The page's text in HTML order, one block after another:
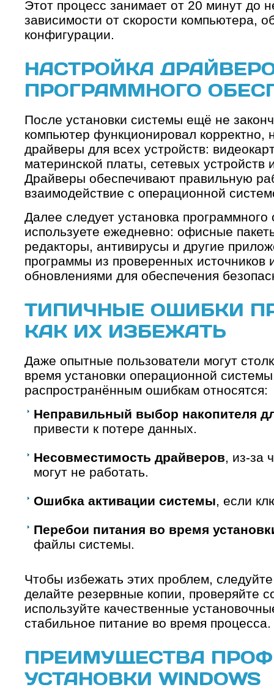
Этот процесс занимает от 20 минут до
зависимости от скорости компьютера,
конфигурации.
НАСТРОЙКА
ПРОГРАММНОГО
После установки системы ещё не
компьютер функционировал корректно,
драйверы для всех устройств:
материнской платы, сетевых устройств
Драйверы обеспечивают правильную
взаимодействие с операционной
Далее следует установка
используете ежедневно: офисные
редакторы, антивирусы и другие
программы из проверенных источников
обновлениями для обеспечения
ТИПИЧНЫЕ ОШИБКИ
КАК ИХ ИЗБЕЖАТЬ
Даже опытные пользователи могут
время установки операционной
распространённым ошибкам относятся:
Неправильный выбор накопителя
привести к потере данных.
Несовместимость драйверов, из-за
могут не работать.
Ошибка активации системы, если
Перебои питания во время
файлы системы.
Чтобы избежать этих проблем,
делайте резервные копии, проверяйте
используйте качественные
стабильное питание во время процесса.
ПРЕИМУЩЕСТВА
УСТАНОВКИ WINDOWS